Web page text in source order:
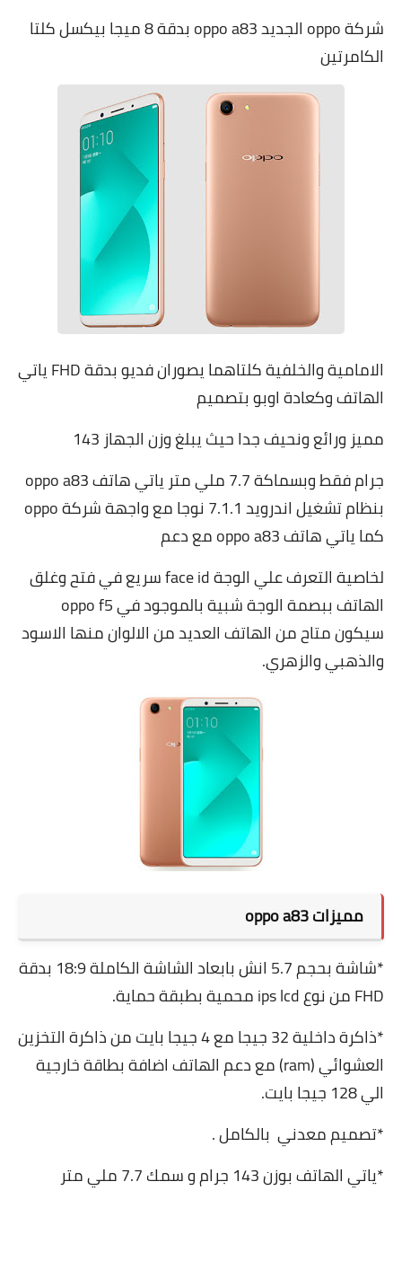
شركة oppo الجديد oppo a83 بدقة 8 ميجا بيكسل كلتا
الكامرتين
الامامية والخلفية كلتاهما يصوران فديو بدقة FHD ياتي
الهاتف وكعادة اوبو بتصميم
مميز ورائع ونحيف جدا حيث يبلغ وزن الجهاز 143
جرام فقط وبسماكة 7.7 ملي متر ياتي هاتف oppo a83
بنظام تشغيل اندرويد 7.1.1 نوجا مع واجهة شركة oppo
كما ياتي هاتف oppo a83 مع دعم
لخاصية التعرف علي الوجة face id سريع في فتح وغلق
الهاتف ببصمة الوجة شبية بالموجود فيoppo f5
سيكون متاح من الهاتف العديد من الالوان منها الاسود
والذهبي والزهري.
مميزات oppo a83
*شاشة بحجم 5.7 انش بابعاد الشاشة الكاملة 18:9 بدقة
FHD من نوع ips lcd محمية بطبقة حماية.
*ذاكرة داخلية 32 جيجا مع 4 جيجا بايت من ذاكرة التخزين
العشوائي (ram) مع دعم الهاتف اضافة بطاقة خارجية
الي 128 جيجا بايت.
*تصميم معدني بالكامل .
*ياتي الهاتف بوزن 143 جرام و سمك 7.7 ملي متر